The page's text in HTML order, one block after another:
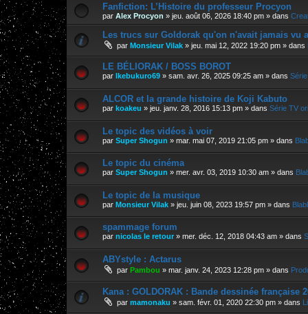
Fanfiction: L’Histoire du professeur Procyon
par Alex Procyon » jeu. août 06, 2026 18:40 pm » dans
Les trucs sur Goldorak qu'on n'avait jamais vu
par Monsieur Vilak » jeu. mai 12, 2022 19:20 pm » dans
LE BÉLIORAK / BOSS BOROT
par Ikebukuro69 » sam. avr. 26, 2025 09:25 am » dans
ALCOR et la grande histoire de Koji Kabuto
par koakeu » jeu. janv. 28, 2016 15:13 pm » dans Série TV
Le topic des vidéos à voir
par Super Shogun » mar. mai 07, 2019 21:05 pm » dans
Le topic du cinéma
par Super Shogun » mer. avr. 03, 2019 10:30 am » dans
Le topic de la musique
par Monsieur Vilak » jeu. juin 08, 2023 19:57 pm » dans
spammage forum
par nicolas le retour » mer. déc. 12, 2018 04:43 am » dans
ABYstyle : Actarus
par Pambou » mar. janv. 24, 2023 12:28 pm » dans
Kana : GOLDORAK : Bande dessinée française
par mamonaku » sam. févr. 01, 2020 22:30 pm » dans